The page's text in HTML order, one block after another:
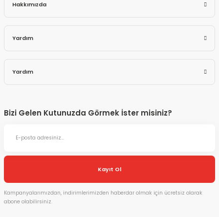
Hakkımızda
Yardım
Yardım
Bizi Gelen Kutunuzda Görmek İster misiniz?
Kayıt Ol
Kampanyalarımızdan, indirimlerimizden haberdar olmak için ücretsiz olarak
abone olabilirsiniz.